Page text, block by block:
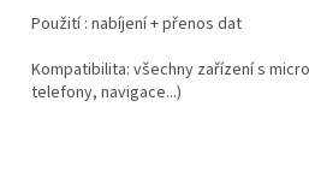
Použití : nabíjení + přenos dat
Kompatibilita: všechny zařízení s
telefony, navigace...)